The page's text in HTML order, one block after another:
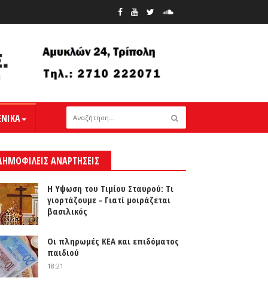
ΑΝΑΡΤΗΣΕΙΣ
Η Υψωση του Τιμίου Σταυρού: Τι
γιορτάζουμε - Γιατί μοιράζεται
βασιλικός
Οι πληρωμές ΚΕΑ και επιδόματος
παιδιού
18:21